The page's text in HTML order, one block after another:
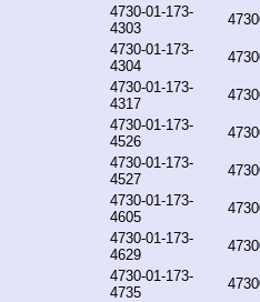
4730-01-173-
4303
4730-01-173-
4304
4730-01-173-
4317
4730-01-173-
4526
4730-01-173-
4527
4730-01-173-
4605
4730-01-173-
4629
4730-01-173-
4735